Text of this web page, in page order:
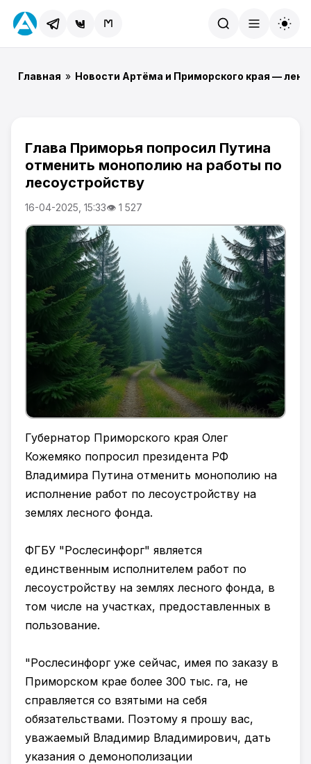
Главная » Новости Артёма и Приморского края —
Глава Приморья попросил Путина
отменить монополию на работы по
лесоустройству
16-04-2025, 15:33👁 1 527
Губернатор Приморского края Олег
Кожемяко попросил президента РФ
Владимира Путина отменить монополию на
исполнение работ по лесоустройству на
землях лесного фонда.
ФГБУ "Рослесинфорг" является
единственным исполнителем работ по
лесоустройству на землях лесного фонда, в
том числе на участках, предоставленных в
пользование.
"Рослесинфорг уже сейчас, имея по заказу в
Приморском крае более 300 тыс. га, не
справляется со взятыми на себя
обязательствами. Поэтому я прошу вас,
уважаемый Владимир Владимирович, дать
указания о демонополизации